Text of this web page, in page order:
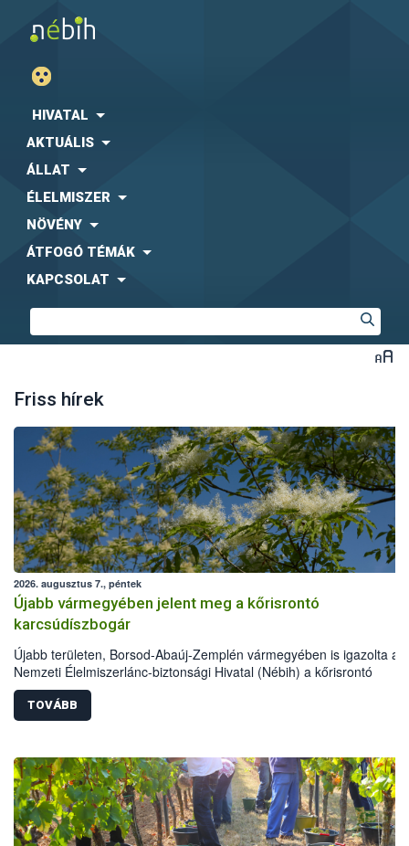
HIVATAL
AKTUÁLIS
ÁLLAT
ÉLELMISZER
NÖVÉNY
ÁTFOGÓ TÉMÁK
KAPCSOLAT
Friss hírek
2026. augusztus 7., péntek
Újabb vármegyében jelent meg a kőrisrontó
karcsúdíszbogár
Újabb területen, Borsod-Abaúj-Zemplén vármegyében is igazolta a
Nemzeti Élelmiszerlánc-biztonsági Hivatal (Nébih) a kőrisrontó
karcsúdíszbogár (Agrilus planipennis) jelenlétét. A kártevőt nem
színcsapdában találták meg, de már fertőzött fában is
növényvédelmi szakemberek folytatják az intenzív felderítést,
megállítása érdekében.
TOVÁBB